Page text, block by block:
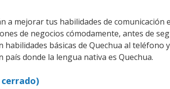
a mejorar tus habilidades de comunicación
de negocios cómodamente, antes de
básicas de Quechua al teléfono
donde la lengua nativa es Quechua.